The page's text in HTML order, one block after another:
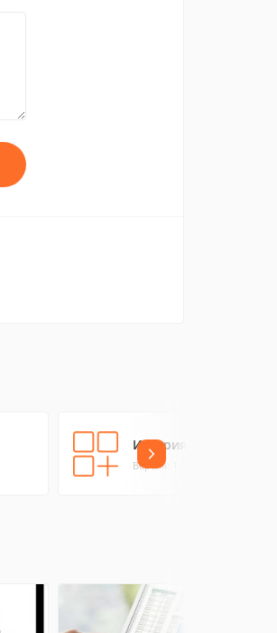
История России
Версия: 1.4.0.0